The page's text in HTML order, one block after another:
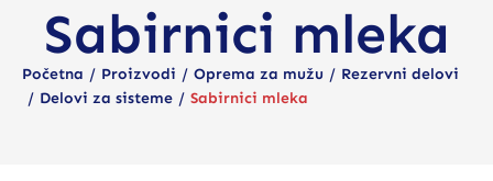
Sabirnici mleka
Početna / Proizvodi / Oprema za mužu / Rezervni delovi
/ Delovi za sisteme / Sabirnici mleka